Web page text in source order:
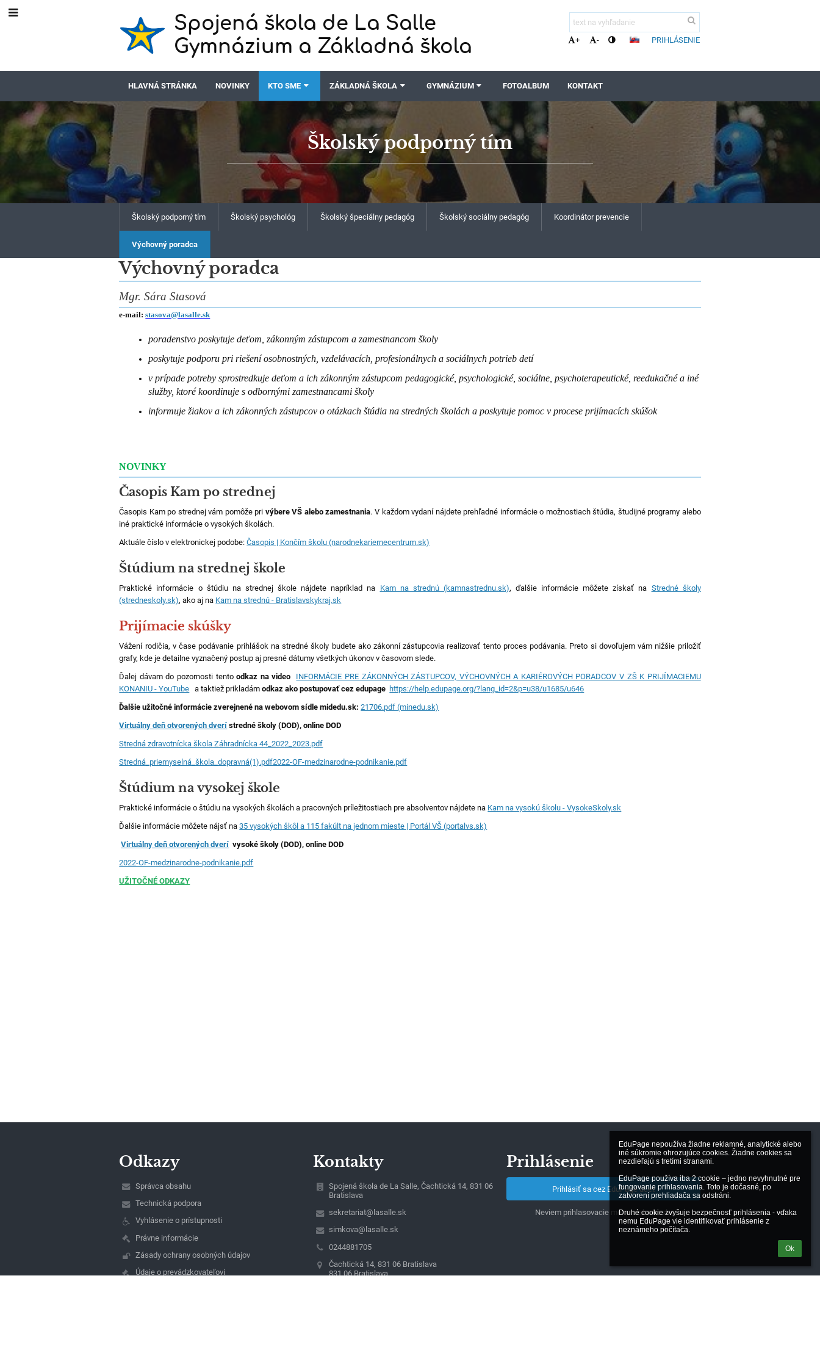
EduPage nepoužíva žiadne reklamné, analytické alebo
iné súkromie ohrozujúce cookies. Žiadne cookies sa
nezdieľajú s tretími stranami.
EduPage používa iba 2 cookie – jedno nevyhnutné pre
fungovanie prihlasovania. Toto je dočasné, po
zatvorení prehliadača sa odstráni.
Druhé cookie zvyšuje bezpečnosť prihlásenia - vďaka
nemu EduPage vie identifikovať prihlásenie z
neznámeho počítača.
Ok
Spojená škola de La Salle
Gymnázium a Základná škola
+ - PRIHLÁSENIE
HLAVNÁ STRÁNKA NOVINKY KTO SME ZÁKLADNÁ ŠKOLA GYMNÁZIUM FOTOALBUM KONTAKT
Školský podporný tím
Školský podporný tím Školský psychológ Školský špeciálny pedagóg Školský sociálny pedagóg Koordinátor prevencie
Výchovný poradca
Výchovný poradca
Mgr. Sára Stasová
e-mail:stasova@lasalle.sk
poradenstvo poskytuje deťom, zákonným zástupcom a zamestnancom školy
poskytuje podporu pri riešení osobnostných, vzdelávacích, profesionálnych a sociálnych potrieb detí
v prípade potreby sprostredkuje deťom a ich zákonným zástupcom pedagogické, psychologické, sociálne, psychoterapeutické, reedukačné a iné
služby, ktoré koordinuje s odbornými zamestnancami školy
informuje žiakov a ich zákonných zástupcov o otázkach štúdia na stredných školách a poskytuje pomoc v procese prijímacích skúšok
NOVINKY
Časopis Kam po strednej
Časopis Kam po strednej vám pomôže pri výbere VŠ alebo zamestnania. V každom vydaní nájdete prehľadné informácie o možnostiach štúdia, študijné programy alebo
iné praktické informácie o vysokých školách.
Aktuále číslo v elektronickej podobe:Časopis | Končím školu (narodnekariernecentrum.sk)
Štúdium na strednej škole
Praktické informácie o štúdiu na strednej škole nájdete napríklad na Kam na strednú (kamnastrednu.sk), ďalšie informácie môžete získať na Stredné školy
(stredneskoly.sk), ako aj na Kam na strednú - Bratislavskykraj.sk
Prijímacie skúšky
Vážení rodičia, v čase podávanie prihlášok na stredné školy budete ako zákonní zástupcovia realizovať tento proces podávania. Preto si dovoľujem vám nižšie priložiť
grafy, kde je detailne vyznačený postup aj presné dátumy všetkých úkonov v časovom slede.
Ďalej dávam do pozornosti tentoodkaz na video
INFORMÁCIE PRE ZÁKONNÝCH ZÁSTUPCOV, VÝCHOVNÝCH A KARIÉROVÝCH PORADCOV V ZŠ K PRIJÍMACIEMU
KONANIU - YouTube a taktiež prikladámodkaz ako postupovať cez edupage https://help.edupage.org/?lang_id=2&p=u38/u1685/u646
Ďalšie užitočné informácie zverejnené na webovom sídle midedu.sk:21706.pdf (minedu.sk)
Virtuálny deň otvorených dverí stredné školy (DOD), online DOD
Stredná zdravotnícka škola Záhradnícka 44_2022_2023.pdf
Stredná_priemyselná_škola_dopravná(1).pdf2022-OF-medzinarodne-podnikanie.pdf
Štúdium na vysokej škole
Praktické informácie o štúdiu na vysokých školách a pracovných príležitostiach pre absolventov nájdete na Kam na vysokú školu - VysokeSkoly.sk
Ďalšie informácie môžete nájsť na35 vysokých škôl a 115 fakúlt na jednom mieste | Portál VŠ (portalvs.sk)
Virtuálny deň otvorených dverí vysoké školy (DOD), online DOD
2022-OF-medzinarodne-podnikanie.pdf
UŽITOČNÉ ODKAZY
Odkazy
Správca obsahu
Technická podpora
Vyhlásenie o prístupnosti
Právne informácie
Zásady ochrany osobných údajov
Údaje o prevádzkovateľovi
Kontakty
Spojená škola de La Salle, Čachtická 14, 831 06
Bratislava
sekretariat@lasalle.sk
simkova@lasalle.sk
0244881705
Čachtická 14, 831 06 Bratislava
831 06 Bratislava
Prihlásenie
Prihlásiť sa cez EduPage účet
Neviem prihlasovacie meno alebo heslo